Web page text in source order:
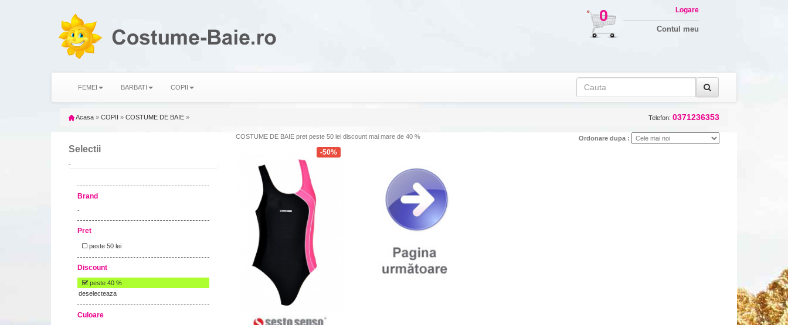
0 Logare
Contul meu
FEMEI BARBATI COPII
Acasa » COPII » COSTUME DE BAIE » Telefon: 0371236353
Selectii
-
Brand
-
Pret
peste 50 lei
Discount
peste 40 %
deselecteaza
Culoare
COSTUME DE BAIE pret peste 50 lei discount mai mare de 40 % Ordonare dupa :
-50%